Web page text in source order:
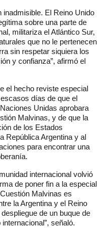
inadmisible. El Reino Unido
sobre una parte de
militariza el Atlántico Sur,
que no le pertenecen
sin respetar siquiera los
y confianza”, afirmó el
el hecho reviste especial
días de que el
Unidas aprobara
Malvinas, y de que la
de los Estados
República Argentina y al
para encontrar una
internacional volvió
de poner fin a la especial
Malvinas es
la Argentina y el Reino
de un buque de
señaló.